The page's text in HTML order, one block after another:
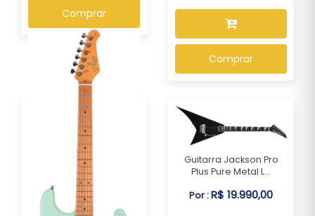
Comprar
Comprar
Guitarra Jackson Pro
Plus Pure Metal L...
Por :R$ 19.990,00